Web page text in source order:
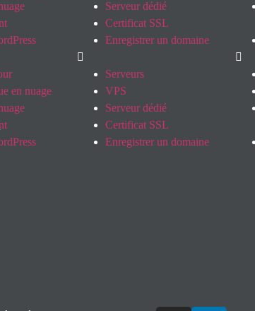
en nuage
Serveur dédié
Certificat SSL
Enregistrer un domaine
Serveurs
VPS
Serveur dédié
Certificat SSL
Enregistrer un domaine